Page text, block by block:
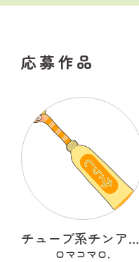
応募作品
チューブ系チンアナゴ
ロマコマロ.